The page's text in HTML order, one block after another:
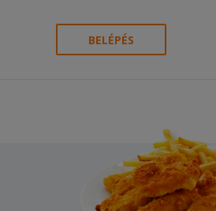
BELÉPÉS